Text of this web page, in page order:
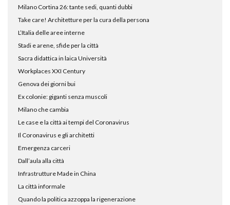
Milano Cortina 26: tante sedi, quanti dubbi
Take care! Architetture per la cura della persona
L’Italia delle aree interne
Stadi e arene, sfide per la città
Sacra didattica in laica Università
Workplaces XXI Century
Genova dei giorni bui
Ex colonie: giganti senza muscoli
Milano che cambia
Le case e la città ai tempi del Coronavirus
Il Coronavirus e gli architetti
Emergenza carceri
Dall’aula alla città
Infrastrutture Made in China
La città informale
Quando la politica azzoppa la rigenerazione